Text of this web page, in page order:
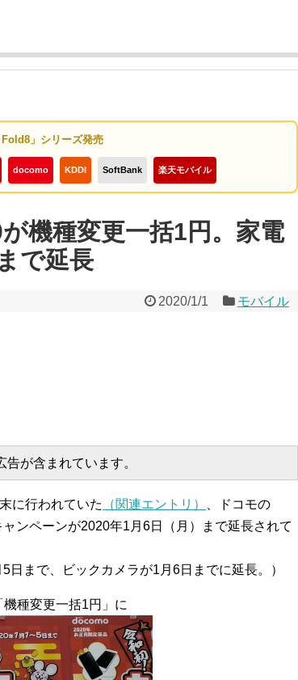
Fold8」シリーズ発売
docomo KDDI SoftBank 楽天モバイル
機種変更一括1円。家電
で延長
2020/1/1 モバイル
が含まれています。
に行われていた （関連エントリ）
、ドコモの
ンペーンが2020年1月6日（月）まで延長されて
日まで、ビックカメラが1月6日までに延長。）
種変更一括1円」に